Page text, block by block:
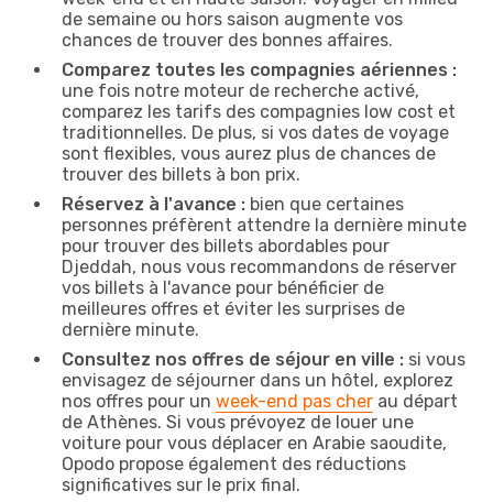
de semaine ou hors saison augmente vos
chances de trouver des bonnes affaires.
Comparez toutes les compagnies aériennes :
une fois notre moteur de recherche activé,
comparez les tarifs des compagnies low cost et
traditionnelles. De plus, si vos dates de voyage
sont flexibles, vous aurez plus de chances de
trouver des billets à bon prix.
Réservez à l'avance : bien que certaines
personnes préfèrent attendre la dernière minute
pour trouver des billets abordables pour
Djeddah, nous vous recommandons de réserver
vos billets à l'avance pour bénéficier de
meilleures offres et éviter les surprises de
dernière minute.
Consultez nos offres de séjour en ville : si vous
envisagez de séjourner dans un hôtel, explorez
nos offres pour un week-end pas cher au départ
de Athènes. Si vous prévoyez de louer une
voiture pour vous déplacer en Arabie saoudite,
Opodo propose également des réductions
significatives sur le prix final.